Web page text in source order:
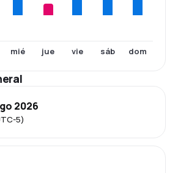
mié jue vie sáb dom
5)
2026